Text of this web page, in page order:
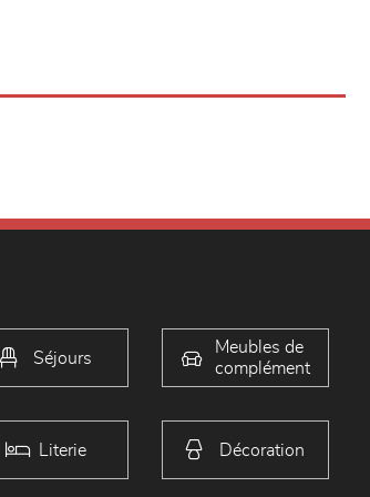
Séjours
Meubles de
complément
Literie Décoration